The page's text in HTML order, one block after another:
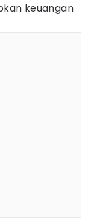
keuangan